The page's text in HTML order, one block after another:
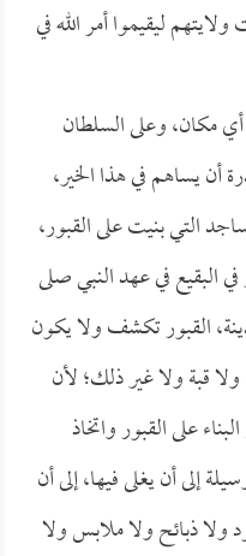
ليقيموا أمر الله في
أي مكان، وعلى السلطان
يساهم في هذا الخير،
التي بنيت على القبور،
البقيع في عهد النبي صلى
القبور تكشف ولا يكون
قبة ولا غير ذلك؛ لأن
على القبور واتخاذ
إلى أن يغلى فيها، إلى أن
ولا ذبائح ولا ملابس ولا